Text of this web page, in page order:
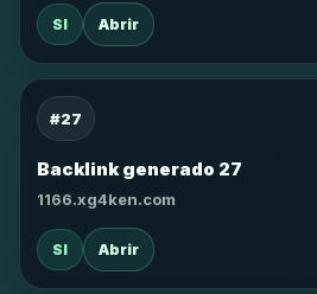
SI Abrir
#27
Backlink generado 27
1166.xg4ken.com
SI Abrir